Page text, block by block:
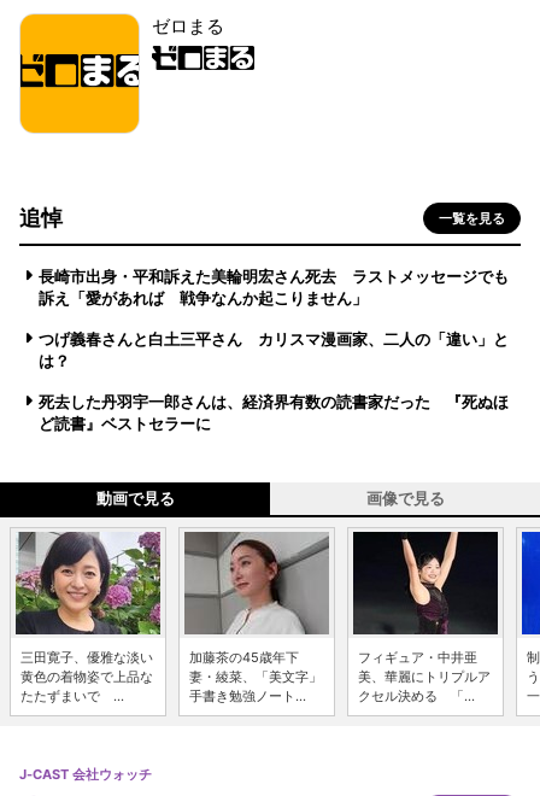
ゼロまる
追悼 一覧を見る
長崎市出身・平和訴えた美輪明宏さん死去 ラストメッセージでも
訴え「愛があれば 戦争なんか起こりません」
つげ義春さんと白土三平さん カリスマ漫画家、二人の「違い」と
は？
死去した丹羽宇一郎さんは、経済界有数の読書家だった 『死ぬほ
ど読書』ベストセラーに
動画で見る 画像で見る
三田寛子、優雅な淡い
黄色の着物姿で上品な
たたずまいで ...
加藤茶の45歳年下
妻・綾菜、「美文字」
手書き勉強ノート...
フィギュア・中井亜
美、華麗にトリプルア
クセル決める 「...
J-CAST 会社ウォッチ